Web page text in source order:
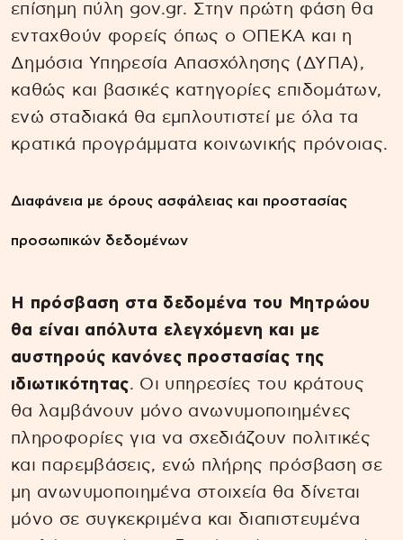
επίσημη πύλη gov.gr. Στην πρώτη φάση θα
ενταχθούν φορείς όπως ο ΟΠΕΚΑ και η
Δημόσια Υπηρεσία Απασχόλησης (ΔΥΠΑ),
καθώς και βασικές κατηγορίες επιδομάτων,
ενώ σταδιακά θα εμπλουτιστεί με όλα τα
κρατικά προγράμματα κοινωνικής πρόνοιας.
Διαφάνεια με όρους ασφάλειας και προστασίας
προσωπικών δεδομένων
Η πρόσβαση στα δεδομένα του Μητρώου
θα είναι απόλυτα ελεγχόμενη και με
αυστηρούς κανόνες προστασίας της
ιδιωτικότητας. Οι υπηρεσίες του κράτους
θα λαμβάνουν μόνο ανωνυμοποιημένες
πληροφορίες για να σχεδιάζουν πολιτικές
και παρεμβάσεις, ενώ πλήρης πρόσβαση σε
μη ανωνυμοποιημένα στοιχεία θα δίνεται
μόνο σε συγκεκριμένα και διαπιστευμένα